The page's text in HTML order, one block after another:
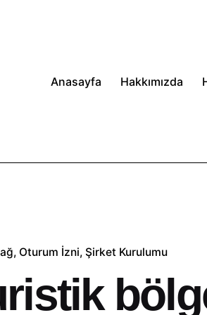
Anasayfa Hakkımızda
Oturum İzni Şirket Kurulumu